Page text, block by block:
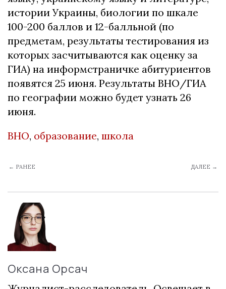
истории Украины, биологии по шкале
100-200 баллов и 12-балльной (по
предметам, результаты тестирования из
которых засчитываются как оценку за
ГИА) на информстраничке абитуриентов
появятся 25 июня. Результаты ВНО/ГИА
по географии можно будет узнать 26
июня.
ВНО, образование, школа
← РАНЕЕ ДАЛЕЕ →
Оксана Орсач